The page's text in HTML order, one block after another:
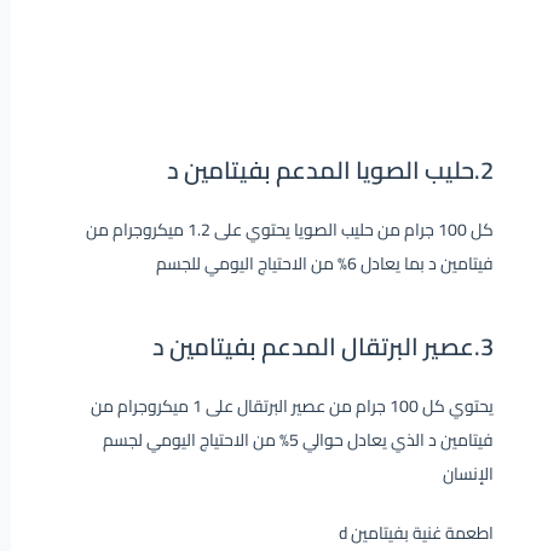
2.حليب الصويا المدعم بفيتامين د
كل 100 جرام من حليب الصويا يحتوي على 1.2 ميكروجرام من
فيتامين د بما يعادل 6% من الاحتياج اليومي للجسم
3.عصير البرتقال المدعم بفيتامين د
يحتوي كل 100 جرام من عصير البرتقال على 1 ميكروجرام من
فيتامين د الذي يعادل حوالي 5% من الاحتياج اليومي لجسم
الإنسان
اطعمة غنية بفيتامين d